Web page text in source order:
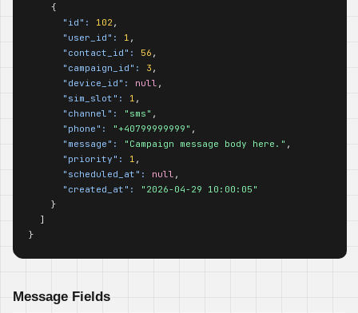
    {
"id":
102 ,
"user_id":
1 ,
"contact_id":
56 ,
"campaign_id":
3 ,
"device_id":
null ,
"sim_slot":
1 ,
"channel":
"sms" ,
"phone":
"+40799999999" ,
"message":
"Campaign message body here." ,
"priority":
1 ,
"scheduled_at":
null ,
"created_at":
"2026-04-29 10:00:05"
    }
  ]
}
Message Fields